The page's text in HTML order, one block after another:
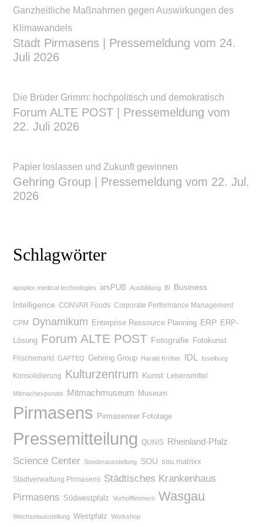
Ganzheitliche Maßnahmen gegen Auswirkungen des
Klimawandels
Stadt Pirmasens | Pressemeldung vom 24.
Juli 2026
Die Brüder Grimm: hochpolitisch und demokratisch
Forum ALTE POST | Pressemeldung vom
22. Juli 2026
Papier loslassen und Zukunft gewinnen
Gehring Group | Pressemeldung vom 22. Jul.
2026
Schlagwörter
apoplex medical technologies arsPUB Ausbildung BI
Business
Intelligence CONVAR Foods Corporate Performance Management
CPM Dynamikum Enterprise Ressource Planning ERP ERP-
Lösung Forum ALTE POST Fotografie Fotokunst
Frischemarkt GAPTEQ Gehring Group Harald Kröher IDL Isselburg
Konsolidierung Kulturzentrum Kunst Lebensmittel
Mitmachexponate Mitmachmuseum Museum
Pirmasens Pirmasenser Fototage
Pressemitteilung QUNIS Rheinland-Pfalz
Science Center Sonderausstellung SOU sou.matrixx
Stadtverwaltung Pirmasens Städtisches Krankenhaus
Pirmasens Südwestpfalz Vorhofflimmern Wasgau
Wechselausstellung Westpfalz Workshop